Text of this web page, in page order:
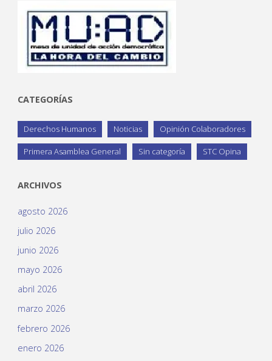
CATEGORÍAS
Derechos Humanos Noticias Opinión Colaboradores
Primera Asamblea General Sin categoría STC Opina
ARCHIVOS
agosto 2026
julio 2026
junio 2026
mayo 2026
abril 2026
marzo 2026
febrero 2026
enero 2026